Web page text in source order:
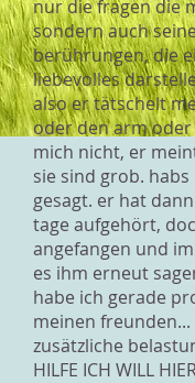
nur die fragen die
sondern auch
berührungen, die
liebevolles
also er tätschelt
oder den arm
mich nicht, er
sie sind grob.
gesagt. er hat
tage aufgehört,
angefangen und
es ihm erneut
habe ich gerade
meinen freunden...
zusätzliche
HILFE ICH WILL